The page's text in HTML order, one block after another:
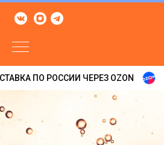
ПО РОССИИ ЧЕРЕЗ OZON